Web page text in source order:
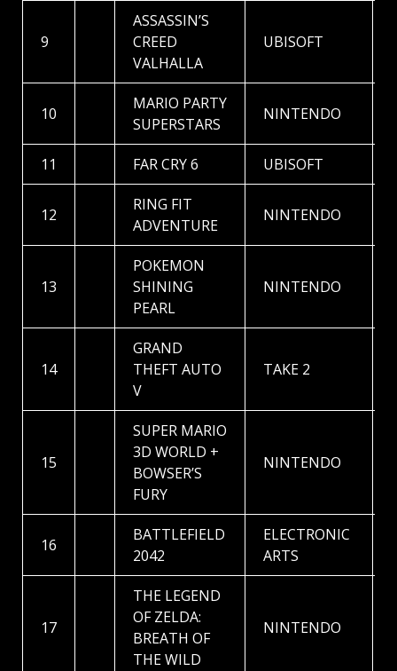
9
ASSASSIN’S
CREED
VALHALLA
UBISOFT
10
MARIO PARTY
SUPERSTARS
NINTENDO
11 FAR CRY 6 UBISOFT
12
RING FIT
ADVENTURE
NINTENDO
13
POKEMON
SHINING
PEARL
NINTENDO
14
GRAND
THEFT AUTO
V
TAKE 2
15
SUPER MARIO
3D WORLD +
BOWSER’S
FURY
NINTENDO
16
BATTLEFIELD
2042
ELECTRONIC
ARTS
17
THE LEGEND
OF ZELDA:
BREATH OF
THE WILD
NINTENDO